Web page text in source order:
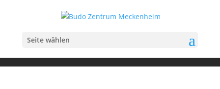
Seite wählen